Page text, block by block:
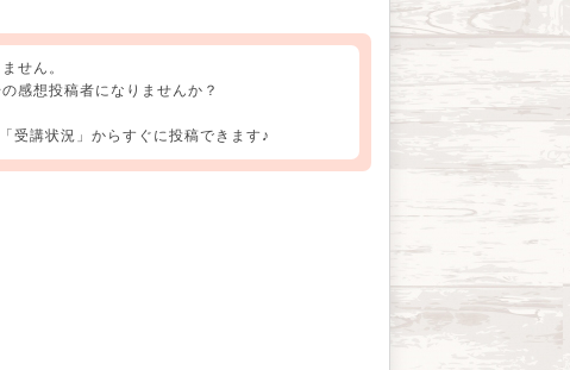
せん。
感想投稿者になりませんか？
受講状況」からすぐに投稿できます♪